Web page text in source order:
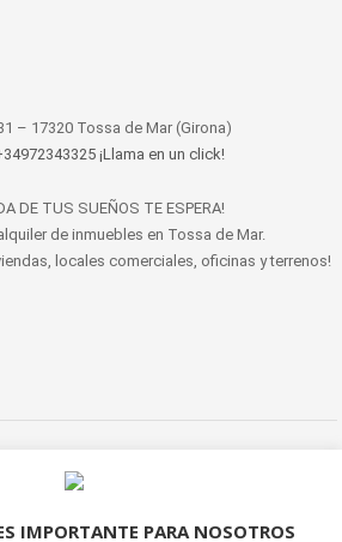
– 17320 Tossa de Mar (Girona)
¡Llama en un click!
DE TUS SUEÑOS TE ESPERA!
de inmuebles en Tossa de Mar.
locales comerciales, oficinas y terrenos!
IMPORTANTE PARA NOSOTROS